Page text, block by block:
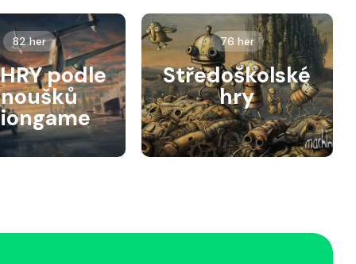
82 her
podle
76 her
Středoškolské
hry